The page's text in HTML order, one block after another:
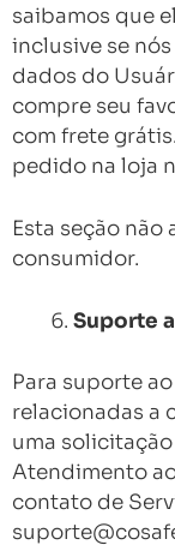
saibamos que
inclusive se
dados do
compre seu
com frete
pedido na loja
Esta seção
consumidor.
Suporte
Para suporte
relacionadas a
uma
Atendimento
contato de